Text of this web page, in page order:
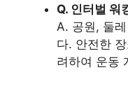
Q. 인터벌 워
A. 공원, 둘
다. 안전한
려하여 운동